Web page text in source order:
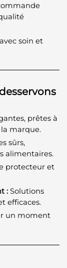
soin et
prêtes à
marque.
sûrs,
alimentaires.
protecteur et
: Solutions
efficaces.
un moment